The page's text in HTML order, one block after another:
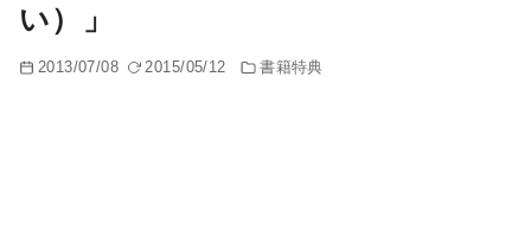
い）」
2013/07/08 2015/05/12 書籍特典